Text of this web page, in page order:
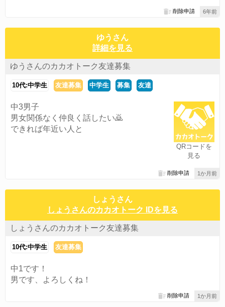
6年前
削除申請
ゆうさん
詳細を見る
ゆうさんのカカオトーク友達募集
10代:中学生 友達募集 中学生 募集 友達
QRコードを
見る
中3男子
男女関係なく仲良く話したい🙇
できれば年近い人と
1か月前
削除申請
しょうさん
しょうさんのカカオトーク IDを見る
しょうさんのカカオトーク友達募集
10代:中学生 友達募集
中1です！
男です、よろしくね！
1か月前
削除申請